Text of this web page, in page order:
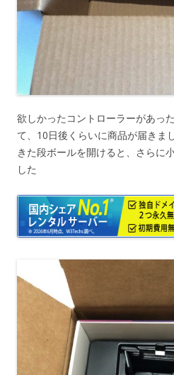
欲しかったコントローラーがあっ
て、10日後くらいに商品が届きま
きた段ボールを開けると、さらに
した